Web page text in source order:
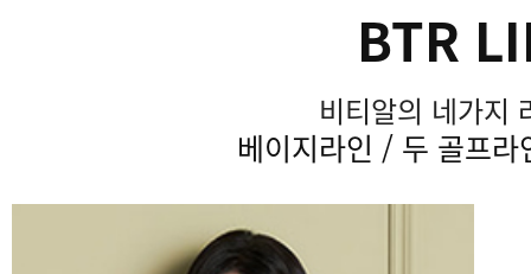
BTR
비티알의 네가지
베이지라인 / 두 골프